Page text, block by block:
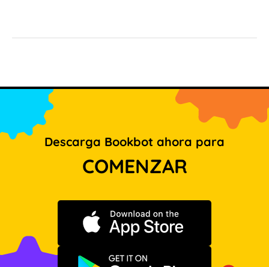
Descarga Bookbot ahora para
COMENZAR
Descargar en App Store